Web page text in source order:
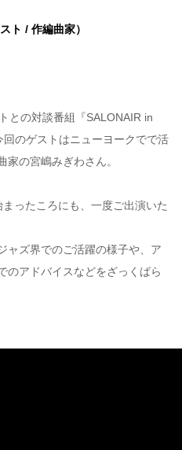
ト / 作編曲家）
との対談番組『SALONAIR in
のゲストはニューヨークでで活
の宮嶋みぎわさん。
ったころにも、一度ご出演いた
ャズ界でのご活躍の様子や、ア
のアドバイスなどをざっくばら